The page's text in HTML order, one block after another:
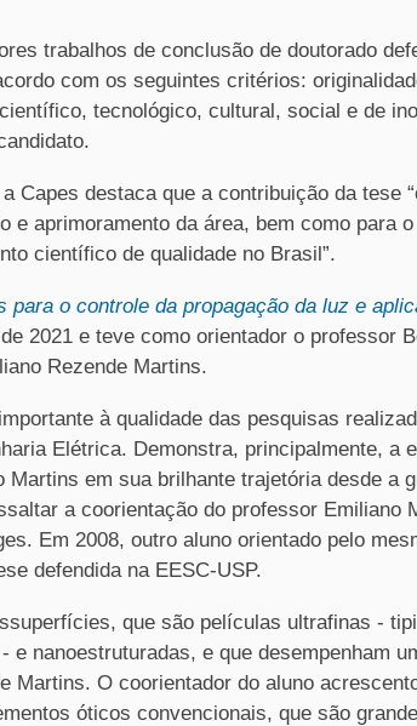
trabalhos de conclusão de doutorado
com os seguintes critérios:
tecnológico, cultural, social e de
Capes destaca que a contribuição da tese
e aprimoramento da área, bem como para
científico de qualidade no Brasil”.
para o controle da propagação da luz e
2021 e teve como orientador o professor
Rezende Martins.
à qualidade das pesquisas
Elétrica. Demonstra, principalmente, a
em sua brilhante trajetória desde a
a coorientação do professor Emiliano
Em 2008, outro aluno orientado pelo
defendida na EESC-USP.
que são películas ultrafinas -
nanoestruturadas, e que desempenham
Martins. O coorientador do aluno
óticos convencionais, que são